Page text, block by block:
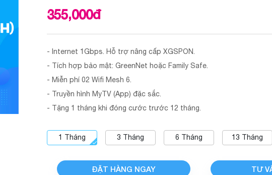
355,000đ
- Internet 1Gbps. Hỗ trợ nâng cấp XGSPON.
- Tích hợp bảo mật: GreenNet hoặc Family Safe.
- Miễn phí 02 Wifi Mesh 6.
- Truyền hình MyTV (App) đặc sắc.
- Tặng 1 tháng khi đóng cước trước 12 tháng.
1 Tháng 3 Tháng 6 Tháng 13 Tháng
ĐẶT HÀNG NGAY TƯ